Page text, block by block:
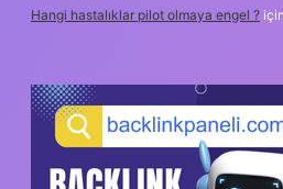
Hangi hastalıklar pilot olmaya engel ? için